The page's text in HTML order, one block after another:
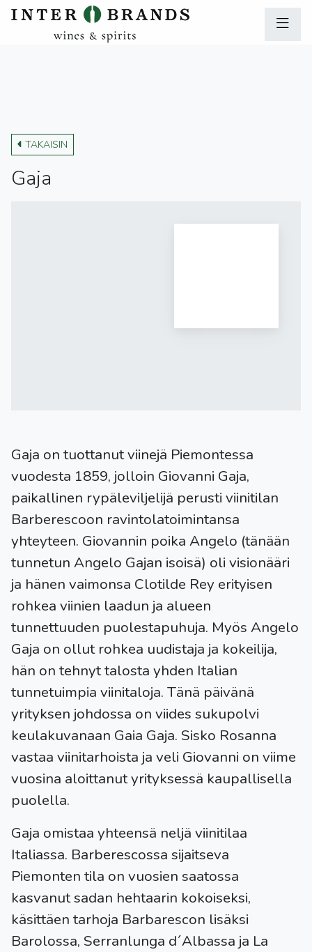
TAKAISIN
Gaja
Gaja on tuottanut viinejä Piemontessa
vuodesta 1859, jolloin Giovanni Gaja,
paikallinen rypäleviljelijä perusti viinitilan
Barberescoon ravintolatoimintansa
yhteyteen. Giovannin poika Angelo (tänään
tunnetun Angelo Gajan isoisä) oli visionääri
ja hänen vaimonsa Clotilde Rey erityisen
rohkea viinien laadun ja alueen
tunnettuuden puolestapuhuja. Myös Angelo
Gaja on ollut rohkea uudistaja ja kokeilija,
hän on tehnyt talosta yhden Italian
tunnetuimpia viinitaloja. Tänä päivänä
yrityksen johdossa on viides sukupolvi
keulakuvanaan Gaia Gaja. Sisko Rosanna
vastaa viinitarhoista ja veli Giovanni on viime
vuosina aloittanut yrityksessä kaupallisella
puolella.
Gaja omistaa yhteensä neljä viinitilaa
Italiassa. Barberescossa sijaitseva
Piemonten tila on vuosien saatossa
kasvanut sadan hehtaarin kokoiseksi,
käsittäen tarhoja Barbarescon lisäksi
Barolossa, Serranlunga d´Albassa ja La